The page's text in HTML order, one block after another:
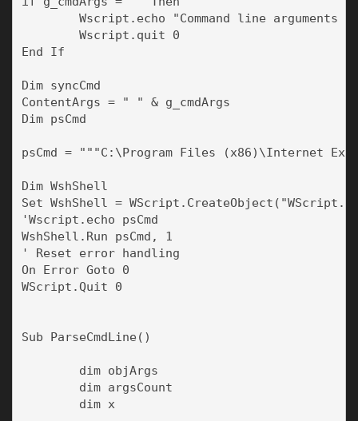
End If
Dim syncCmd
ContentArgs = " " & g_cmdArgs
Dim psCmd
psCmd = """C:\Program Files (x86)\Internet
Dim WshShell
Set WshShell =
'Wscript.echo psCmd
WshShell.Run psCmd, 1
' Reset error handling
On Error Goto 0
WScript.Quit 0
Sub ParseCmdLine()